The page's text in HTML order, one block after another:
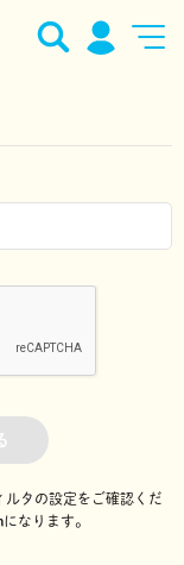
タの設定をご確認くだ
になります。